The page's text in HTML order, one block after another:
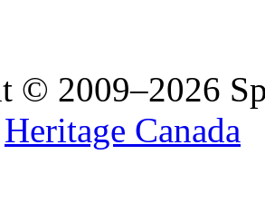
© 2009–2026
Heritage Canada